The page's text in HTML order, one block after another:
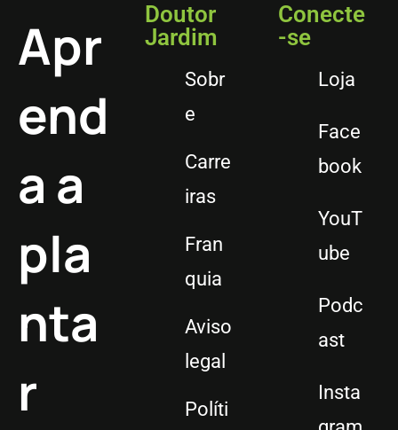
Apr
end
a a
pla
nta
r
Doutor
Jardim
Sobr
e
Carre
iras
Fran
quia
Aviso
legal
Políti
Conecte
-se
Loja
Face
book
YouT
ube
Podc
ast
Insta